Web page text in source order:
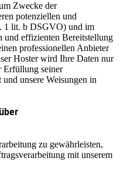
Zwecke der
potenziellen und
1 lit. b DSGVO) und im
und effizienten Bereitstellung
professionellen Anbieter
Hoster wird Ihre Daten nur
Erfüllung seiner
unsere Weisungen in
zu gewährleisten,
mit unserem